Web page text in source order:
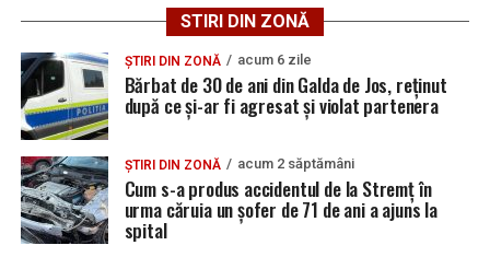
preferată pe Google
Urmărește Ziarul Unirea pe Social Media
YouTube Instagram WhatsApp TikTok
STIRI DIN ZONĂ
ȘTIRI DIN ZONĂ acum 6 zile
Bărbat de 30 de ani din Galda de Jos, reținut
după ce și-ar fi agresat și violat partenera
ȘTIRI DIN ZONĂ acum 2 săptămâni
Cum s-a produs accidentul de la Stremț în
urma căruia un șofer de 71 de ani a ajuns la
spital